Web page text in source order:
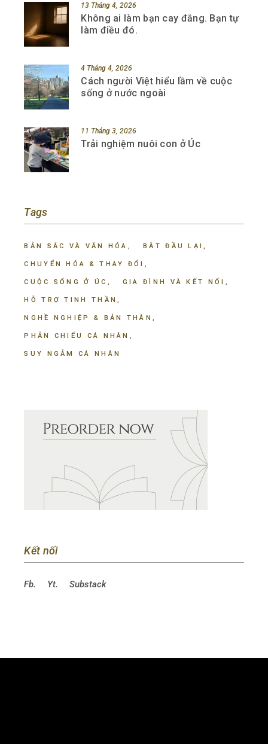
13 Tháng 4, 2026
Không ai làm bạn cay đắng. Bạn tự
làm điều đó.
4 Tháng 4, 2026
Cách người Việt hiểu lầm về cuộc
sống ở nước ngoài
11 Tháng 3, 2026
Trải nghiệm nuôi con ở Úc
Tags
BẢN SẮC VÀ VĂN HÓA BẮT ĐẦU LẠI
CHUYỂN HÓA & THAY ĐỔI
CUỘC SỐNG Ở ÚC GIA ĐÌNH VÀ KẾT NỐI
HỖ TRỢ TINH THẦN
NGHỀ NGHIỆP & BẢN THÂN
PHẢN CHIẾU CÁ NHÂN
SUY NGẪM CÁ NHÂN
Kết nối
Fb. Yt. Substack